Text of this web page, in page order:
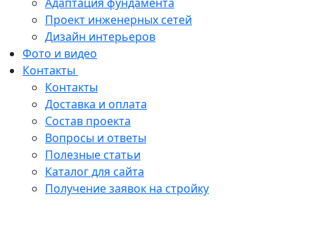
Проект инженерных сетей
Дизайн интерьеров
Фото и видео
Контакты
Контакты
Доставка и оплата
Состав проекта
Вопросы и ответы
Полезные статьи
Каталог для сайта
Получение заявок на стройку